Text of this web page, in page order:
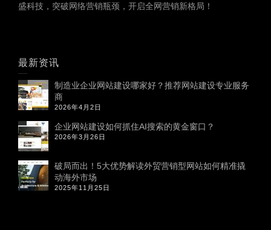
盛科技，突破网络营销瓶颈，开启全网营销新格局！
最新资讯
制造业企业网站建设哪家好？推荐网站建设专业服务
商
2026年4月2日
企业网站建设如何抓住AI搜索的黄金窗口？
2026年3月26日
破局而出！5大优势解读外贸营销型网站如何精准撬
动海外市场
2025年11月25日